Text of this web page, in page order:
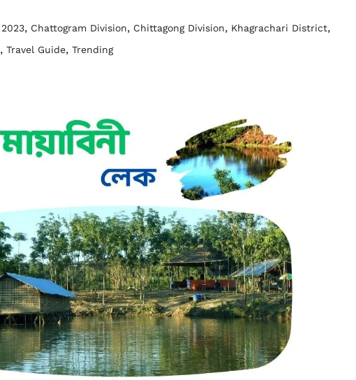
2023, Chattogram Division, Chittagong Division, Khagrachari District,
, Travel Guide, Trending